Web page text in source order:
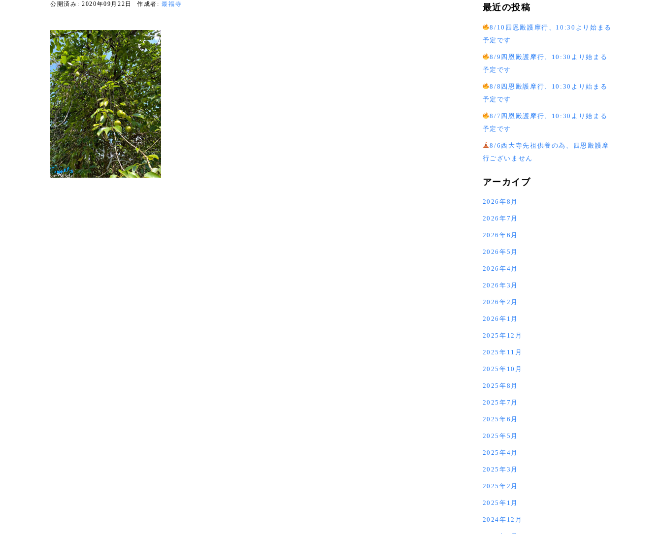
公開済み: 2020年09月22日 作成者:最福寺 最近の投稿
8/10四恩殿護摩行、10:30より始まる
予定です
8/9四恩殿護摩行、10:30より始まる
予定です
8/8四恩殿護摩行、10:30より始まる
予定です
8/7四恩殿護摩行、10:30より始まる
予定です
8/6西大寺先祖供養の為、四恩殿護摩
行ございません
アーカイブ
2026年8月
2026年7月
2026年6月
2026年5月
2026年4月
2026年3月
2026年2月
2026年1月
2025年12月
2025年11月
2025年10月
2025年8月
2025年7月
2025年6月
2025年5月
2025年4月
2025年3月
2025年2月
2025年1月
2024年12月